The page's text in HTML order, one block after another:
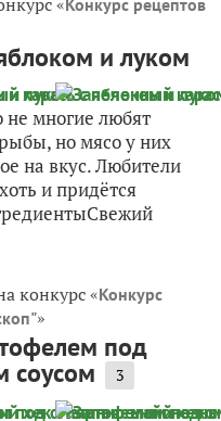
и луком
многие любят
но мясо у них
на вкус. Любители
и придётся
конкурс «Конкурс
»
под
соусом 3